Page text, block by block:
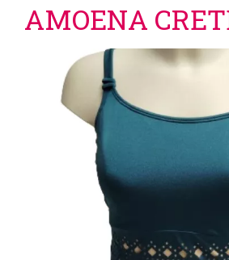
AMOENA